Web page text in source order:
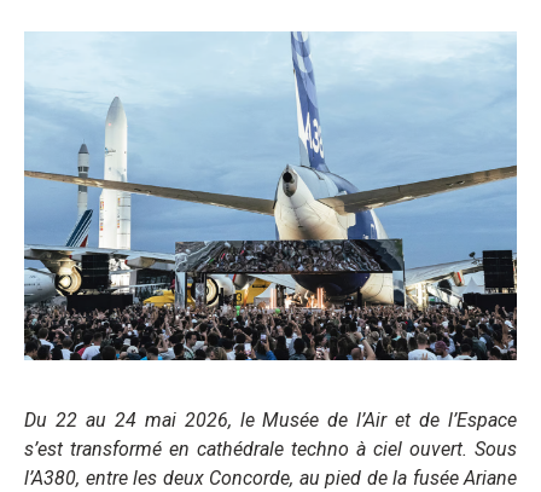
Du 22 au 24 mai 2026, le Musée de l’Air et de l’Espace
s’est transformé en cathédrale techno à ciel ouvert. Sous
l’A380, entre les deux Concorde, au pied de la fusée Ariane